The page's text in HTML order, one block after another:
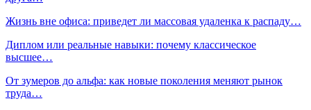
Жизнь вне офиса: приведет ли массовая удаленка к распаду…
Диплом или реальные навыки: почему классическое
высшее…
От зумеров до альфа: как новые поколения меняют рынок
труда…